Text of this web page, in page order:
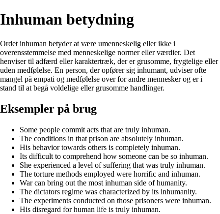
Inhuman betydning
Ordet inhuman betyder at være umenneskelig eller ikke i
overensstemmelse med menneskelige normer eller værdier. Det
henviser til adfærd eller karaktertræk, der er grusomme, frygtelige eller
uden medfølelse. En person, der opfører sig inhumant, udviser ofte
mangel på empati og medfølelse over for andre mennesker og er i
stand til at begå voldelige eller grusomme handlinger.
Eksempler på brug
Some people commit acts that are truly inhuman.
The conditions in that prison are absolutely inhuman.
His behavior towards others is completely inhuman.
Its difficult to comprehend how someone can be so inhuman.
She experienced a level of suffering that was truly inhuman.
The torture methods employed were horrific and inhuman.
War can bring out the most inhuman side of humanity.
The dictators regime was characterized by its inhumanity.
The experiments conducted on those prisoners were inhuman.
His disregard for human life is truly inhuman.